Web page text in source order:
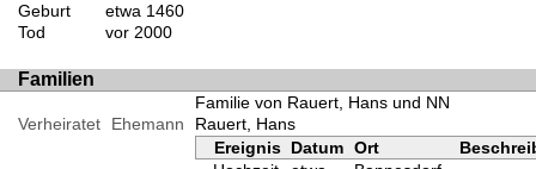
Geburt
etwa 1460
Tod
vor 2000
Familien
Familie von Rauert, Hans und NN
Verheiratet
Ehemann
Rauert, Hans
Ereignis Datum Ort